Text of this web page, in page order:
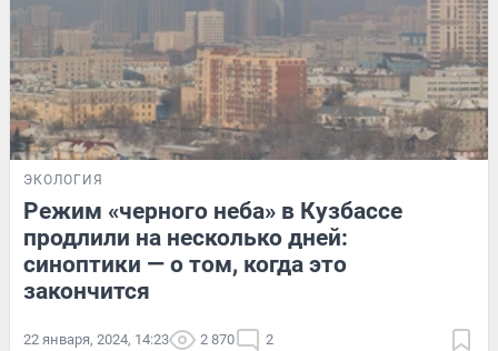
ЭКОЛОГИЯ
Режим «черного неба» в Кузбассе
продлили на несколько дней:
синоптики — о том, когда это
закончится
22 января, 2024, 14:23 2 870 2